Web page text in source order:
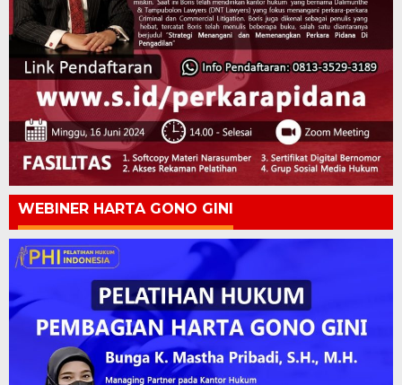
WEBINER HARTA GONO GINI